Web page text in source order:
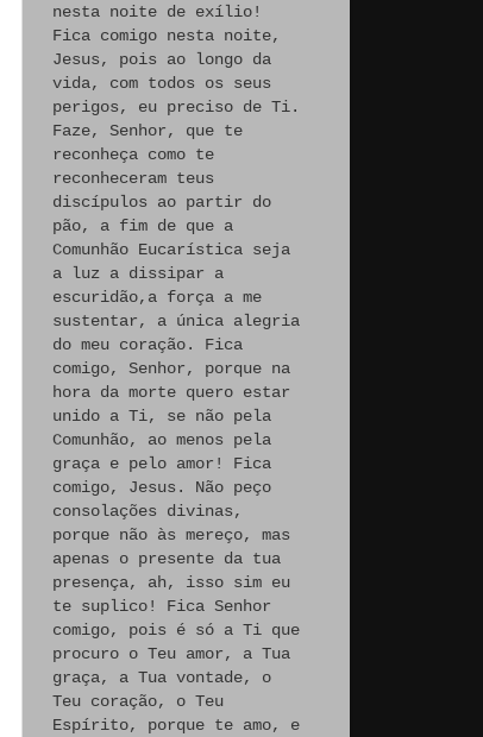
nesta noite de exílio!
Fica comigo nesta noite,
Jesus, pois ao longo da
vida, com todos os seus
perigos, eu preciso de Ti.
Faze, Senhor, que te
reconheça como te
reconheceram teus
discípulos ao partir do
pão, a fim de que a
Comunhão Eucarística seja
a luz a dissipar a
escuridão,a força a me
sustentar, a única alegria
do meu coração. Fica
comigo, Senhor, porque na
hora da morte quero estar
unido a Ti, se não pela
Comunhão, ao menos pela
graça e pelo amor! Fica
comigo, Jesus. Não peço
consolações divinas,
porque não às mereço, mas
apenas o presente da tua
presença, ah, isso sim eu
te suplico! Fica Senhor
comigo, pois é só a Ti que
procuro o Teu amor, a Tua
graça, a Tua vontade, o
Teu coração, o Teu
Espírito, porque te amo, e